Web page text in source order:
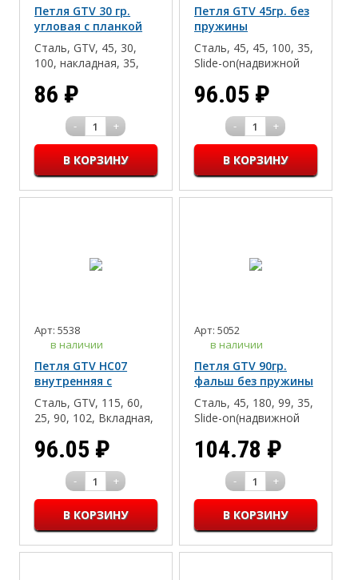
Петля GTV 30 гр.
угловая с планкой
Сталь, GTV, 45, 30,
100, накладная, 35,
монтаж), 16-18, Дсп/
86 ₽
- 1 +
Петля GTV 45гр. без
пружины
Сталь, 45, 45, 100, 35,
Slide-on(надвижной
96.05 ₽
- 1 +
Арт: 5538
в наличии
Петля GTV НС07
внутренняя с
доводчиком
ЭКОНОМ
Сталь, GTV, 115, 60,
25, 90, 102, Вкладная,
96.05 ₽
- 1 +
Арт: 5052
в наличии
Петля GTV 90гр.
фальш без пружины
Сталь, 45, 180, 99, 35,
Slide-on(надвижной
104.78 ₽
- 1 +